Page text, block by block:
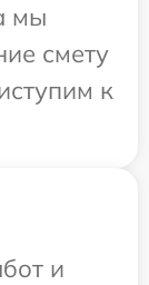
мы
смету
к
и